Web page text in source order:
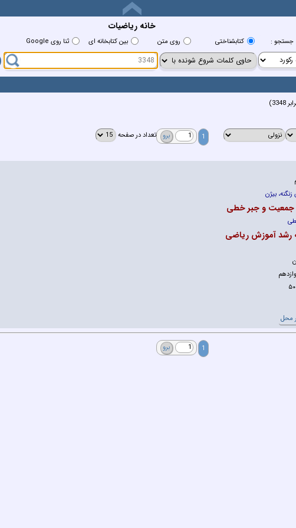
خانه رياضيات
جستجو : کتابشناختي روي متن بين کتابخانه اي ثنا روی Google